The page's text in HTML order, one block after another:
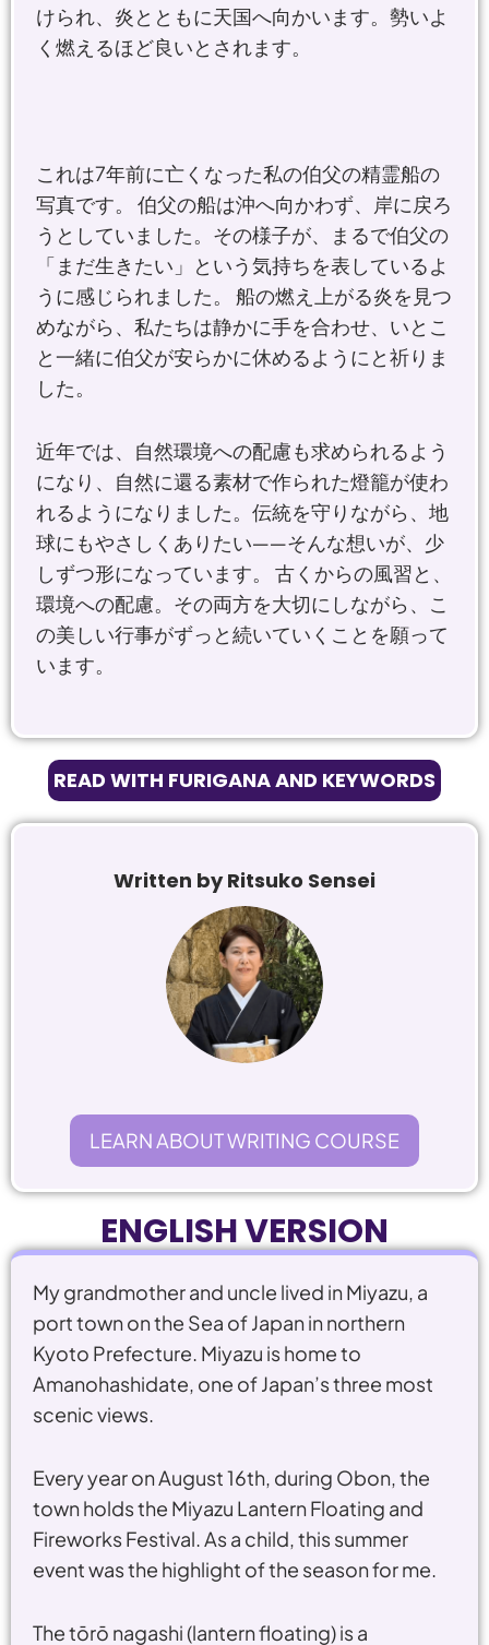
けられ、炎とともに天国へ向かいます。勢いよ
く燃えるほど良いとされます。
これは7年前に亡くなった私の伯父の精霊船の
写真です。 伯父の船は沖へ向かわず、岸に戻ろ
うとしていました。その様子が、まるで伯父の
「まだ生きたい」という気持ちを表しているよ
うに感じられました。 船の燃え上がる炎を見つ
めながら、私たちは静かに手を合わせ、いとこ
と一緒に伯父が安らかに休めるようにと祈りま
した。
近年では、自然環境への配慮も求められるよう
になり、自然に還る素材で作られた燈籠が使わ
れるようになりました。伝統を守りながら、地
球にもやさしくありたい――そんな想いが、少
しずつ形になっています。 古くからの風習と、
環境への配慮。その両方を大切にしながら、こ
の美しい行事がずっと続いていくことを願って
います。
READ WITH FURIGANA AND KEYWORDS
Written by Ritsuko Sensei
LEARN ABOUT WRITING COURSE
ENGLISH VERSION
My grandmother and uncle lived in Miyazu, a
port town on the Sea of Japan in northern
Kyoto Prefecture. Miyazu is home to
Amanohashidate, one of Japan’s three most
scenic views.
Every year on August 16th, during Obon, the
town holds the Miyazu Lantern Floating and
Fireworks Festival. As a child, this summer
event was the highlight of the season for me.
The tōrō nagashi (lantern floating) is a